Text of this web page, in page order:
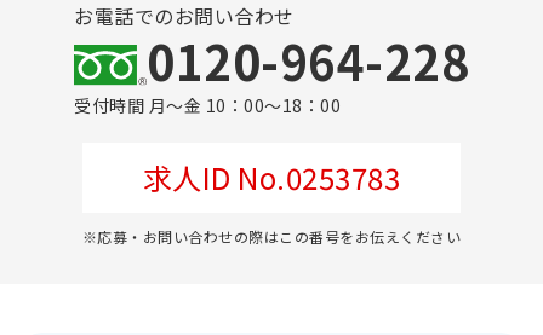
お電話でのお問い合わせ
0120-964-228
受付時間 月～金 10：00～18：00
求人ID No.0253783
※応募・お問い合わせの際はこの番号をお伝えください